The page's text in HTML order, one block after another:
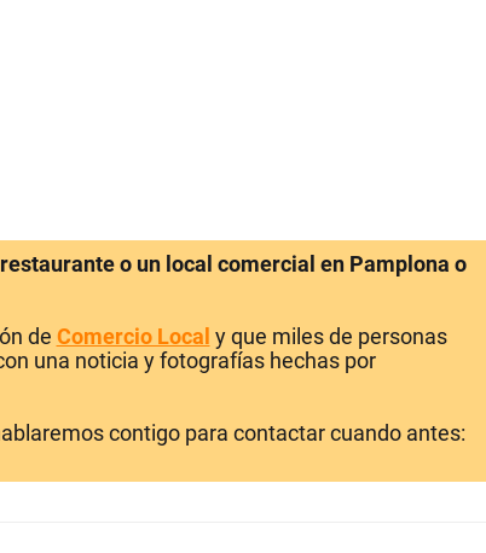
o un local comercial en Pamplona o
de Comercio Local y que miles de personas
una noticia y fotografías hechas por
contigo para contactar cuando antes: